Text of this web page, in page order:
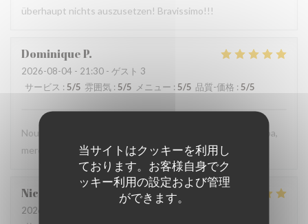
当サイトはクッキーを利用し
ております。お客様自身でク
ッキー利用の設定および管理
ができます。
überhaupt nichts auszusetzen! Bravissimo!!!
DominiqueP
2026-08-04 - 21:30 - ゲスト 3
サービス : 5/5 雰囲気 : 5/5 メニュー : 5/5 品質-価格 : 5/5
Nous avons très bien mangé et le personnel est très sympa,
merci
Nicolas
2026-08-03